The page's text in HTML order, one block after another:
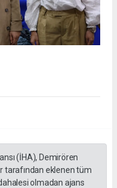
(İHA), Demirören
tarafından eklenen tüm
olmadan ajans